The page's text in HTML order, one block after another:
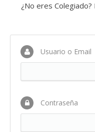
¿No eres Colegiado?
Usuario o Email
Contraseña